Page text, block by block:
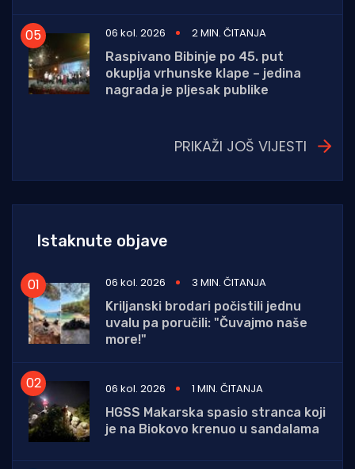
06 kol. 2026
2 MIN. ČITANJA
Raspivano Bibinje po 45. put
okuplja vrhunske klape – jedina
nagrada je pljesak publike
PRIKAŽI JOŠ VIJESTI
Istaknute objave
06 kol. 2026
3 MIN. ČITANJA
Kriljanski brodari počistili jednu
uvalu pa poručili: "Čuvajmo naše
more!"
06 kol. 2026
1 MIN. ČITANJA
HGSS Makarska spasio stranca koji
je na Biokovo krenuo u sandalama